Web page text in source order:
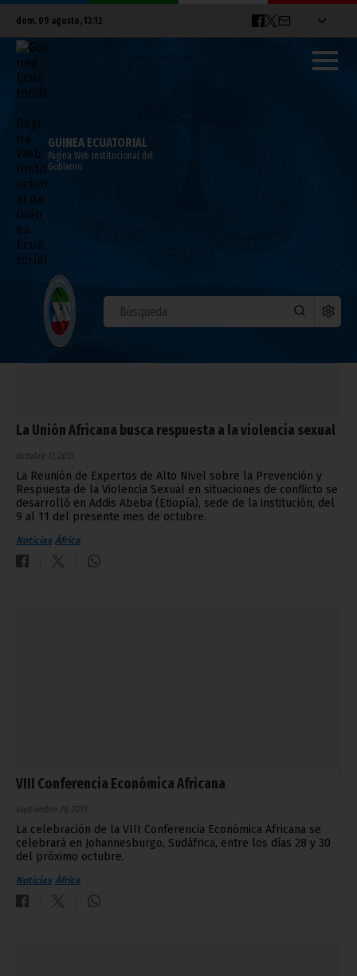
dom. 09 agosto, 13:12
GUINEA ECUATORIAL
Página Web Institucional del
Gobierno
ÁFRICA
La Unión Africana busca respuesta a la violencia sexual
octubre 17, 2013
La Reunión de Expertos de Alto Nivel sobre la Prevención y
Respuesta de la Violencia Sexual en situaciones de conflicto se
desarrolló en Addis Abeba (Etiopía), sede de la institución, del
9 al 11 del presente mes de octubre.
Noticias África
VIII Conferencia Económica Africana
septiembre 28, 2013
La celebración de la VIII Conferencia Económica Africana se
celebrará en Johannesburgo, Sudáfrica, entre los días 28 y 30
del próximo octubre.
Noticias África